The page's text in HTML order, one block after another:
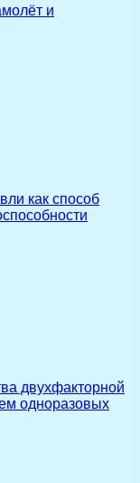
и
как способ
двухфакторной
одноразовых